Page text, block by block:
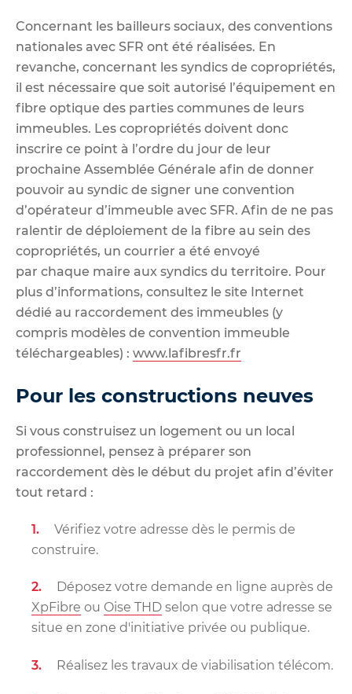
Concernant les bailleurs sociaux, des conventions
nationales avec SFR ont été réalisées. En
revanche, concernant les syndics de copropriétés,
il est nécessaire que soit autorisé l’équipement en
fibre optique des parties communes de leurs
immeubles. Les copropriétés doivent donc
inscrire ce point à l’ordre du jour de leur
prochaine Assemblée Générale afin de donner
pouvoir au syndic de signer une convention
d’opérateur d’immeuble avec SFR. Afin de ne pas
ralentir de déploiement de la fibre au sein des
copropriétés, un courrier a été envoyé
par chaque maire aux syndics du territoire. Pour
plus d’informations, consultez le site Internet
dédié au raccordement des immeubles (y
compris modèles de convention immeuble
téléchargeables) : www.lafibresfr.fr
Pour les constructions neuves
Si vous construisez un logement ou un local
professionnel, pensez à préparer son
raccordement dès le début du projet afin d’éviter
tout retard :
Vérifiez votre adresse dès le permis de
construire.
Déposez votre demande en ligne auprès de
XpFibre ou Oise THD selon que votre adresse se
situe en zone d'initiative privée ou publique.
Réalisez les travaux de viabilisation télécom.